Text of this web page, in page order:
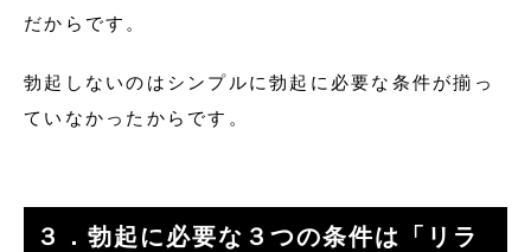
だからです。
勃起しないのはシンプルに勃起に必要な条件が揃っ
ていなかったからです。
３．勃起に必要な３つの条件は「リラ